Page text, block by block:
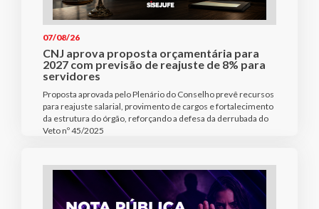
07/08/26
CNJ aprova proposta orçamentária para
2027 com previsão de reajuste de 8% para
servidores
Proposta aprovada pelo Plenário do Conselho prevê recursos
para reajuste salarial, provimento de cargos e fortalecimento
da estrutura do órgão, reforçando a defesa da derrubada do
Veto nº 45/2025